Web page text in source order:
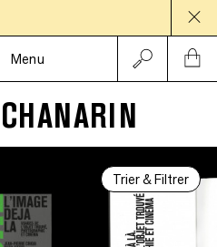
Menu
Trier & Filtrer